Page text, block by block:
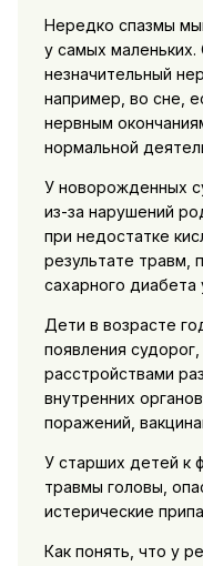
Нередко спазмы
у самых маленьких.
незначительный
например, во сне,
нервным
нормальной
У новорожденных
из-за нарушений
при недостатке
результате травм,
сахарного
Дети в возрасте
появления
расстройствами
внутренних
поражений,
У старших детей к
травмы головы,
истерические
Как понять, что у